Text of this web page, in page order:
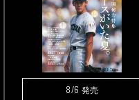
8/6 発売